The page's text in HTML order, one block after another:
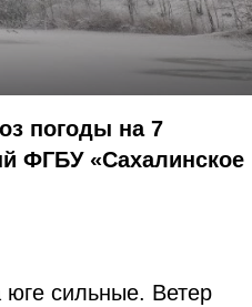
погоды на 7
ФГБУ «Сахалинское
сильные. Ветер